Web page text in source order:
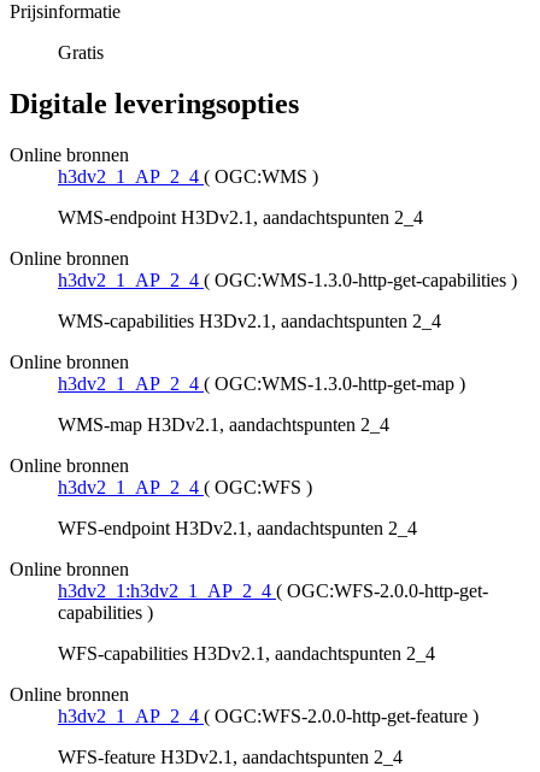
Prijsinformatie
Gratis
Digitale leveringsopties
Online bronnen
h3dv2_1_AP_2_4 ( OGC:WMS )
WMS-endpoint H3Dv2.1, aandachtspunten 2_4
Online bronnen
h3dv2_1_AP_2_4 ( OGC:WMS-1.3.0-http-get-capabilities )
WMS-capabilities H3Dv2.1, aandachtspunten 2_4
Online bronnen
h3dv2_1_AP_2_4 ( OGC:WMS-1.3.0-http-get-map )
WMS-map H3Dv2.1, aandachtspunten 2_4
Online bronnen
h3dv2_1_AP_2_4 ( OGC:WFS )
WFS-endpoint H3Dv2.1, aandachtspunten 2_4
Online bronnen
h3dv2_1:h3dv2_1_AP_2_4 ( OGC:WFS-2.0.0-http-get-
capabilities )
WFS-capabilities H3Dv2.1, aandachtspunten 2_4
Online bronnen
h3dv2_1_AP_2_4 ( OGC:WFS-2.0.0-http-get-feature )
WFS-feature H3Dv2.1, aandachtspunten 2_4